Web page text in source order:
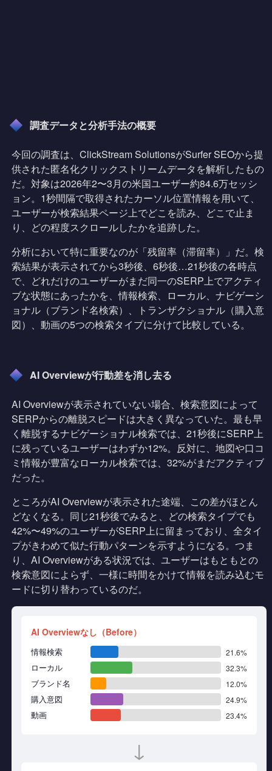
調査データと分析手法の概要
今回の調査は、ClickStream SolutionsがSurfer SEOから提
供された匿名化クリックストリームデータを解析したもの
だ。対象は2026年2〜3月の米国ユーザー約84.6万セッシ
ョン。1秒間隔で取得されたカーソル位置情報を用いて、
ユーザーが検索結果ページ上でどこを読み、どこで止ま
り、どの程度スクロールしたかを追跡した。
分析において特に重要なのが「残留率（滞留率）」だ。検
索結果が表示されてから3秒後、6秒後…21秒後の各時点
で、どれだけのユーザーがまだ同一のSERP上でアクティ
ブな状態にあったかを、情報検索、ローカル、ナビゲーシ
ョナル（ブランド名検索）、トランザクショナル（購入意
図）、動画の5つの検索タイプに分けて比較している。
AI Overviewが行動差を消し去る
AI Overviewが表示されていない場合、検索意図によって
SERPからの離脱スピードは大きく異なっていた。最も早
く離脱するナビゲーショナル検索では、21秒後にSERP上
に残っているユーザーはわずか12%。反対に、地図や口コ
ミ情報が豊富なローカル検索では、32%がまだアクティブ
だった。
ところがAI Overviewが表示された途端、この差がほとん
どなくなる。同じ21秒後でみると、どの検索タイプでも
42%〜49%のユーザーがSERP上に留まっており、全タイ
プがきわめて似た行動パターンを示すようになる。つま
り、AI Overviewがある状況では、ユーザーはもともとの
検索意図によらず、一様に時間をかけて情報を読み込むモ
ードに切り替わっているのだ。
AI Overviewなし（Before）
情報検索 21.6%
ローカル 32.3%
ブランド名 12.0%
購入意図 24.9%
動画 23.4%
↓